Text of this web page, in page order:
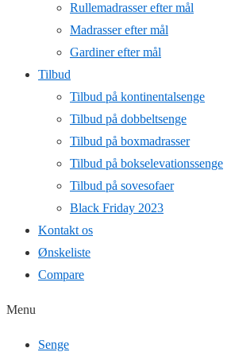
Rullemadrasser efter mål
Madrasser efter mål
Gardiner efter mål
Tilbud
Tilbud på kontinentalsenge
Tilbud på dobbeltsenge
Tilbud på boxmadrasser
Tilbud på bokselevationssenge
Tilbud på sovesofaer
Black Friday 2023
Kontakt os
Ønskeliste
Compare
Menu
Senge